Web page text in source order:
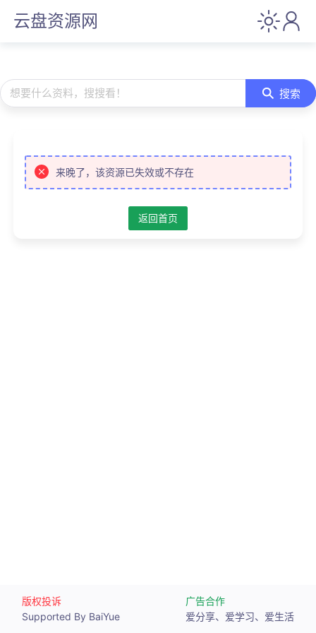
云盘资源网
想要什么资料，搜搜看！ 搜索
来晚了，该资源已失效或不存在
返回首页
版权投诉
Supported By BaiYue
广告合作
爱分享、爱学习、爱生活